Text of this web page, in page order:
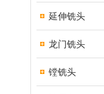
延伸铣头
龙门铣头
镗铣头